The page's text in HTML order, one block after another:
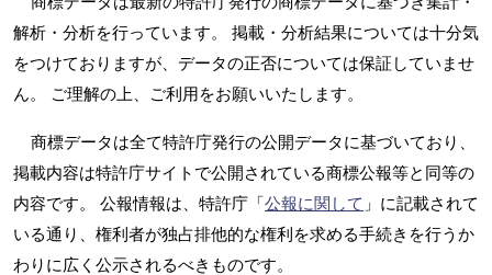
解析・分析を行っています。 掲載・分析結果については十分気
をつけておりますが、データの正否については保証していませ
ん。 ご理解の上、ご利用をお願いいたします。
商標データは全て特許庁発行の公開データに基づいており、
掲載内容は特許庁サイトで公開されている商標公報等と同等の
内容です。 公報情報は、特許庁「公報に関して 」に記載されて
いる通り、権利者が独占排他的な権利を求める手続きを行うか
わりに広く公示されるべきものです。